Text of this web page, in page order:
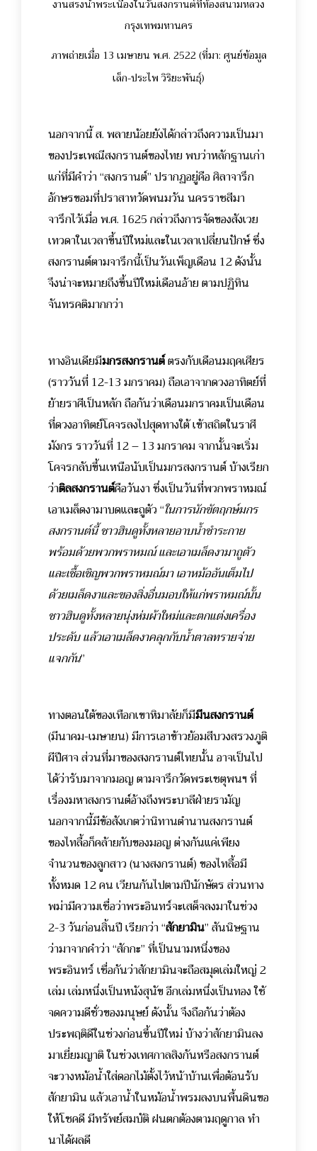
งานสรงน้ำพระเนื่องในวันสงกรานต์ที่ท้องสนามหลวง
กรุงเทพมหานคร
ภาพถ่ายเมื่อ 13 เมษายน พ.ศ. 2522 (ที่มา: ศูนย์ข้อมูล
เล็ก-ประไพ วิริยะพันธุ์)
นอกจากนี้ ส. พลายน้อยยังได้กล่าวถึงความเป็นมา
ของประเพณีสงกรานต์ของไทย พบว่าหลักฐานเก่า
แก่ที่มีคำว่า “สงกรานต์” ปรากฏอยู่คือ ศิลาจารึก
อักษรขอมที่ปราสาทวัดพนมวัน นครราชสีมา
จารึกไว้เมื่อ พ.ศ. 1625 กล่าวถึงการจัดของสังเวย
เทวดาในเวลาขึ้นปีใหม่และในเวลาเปลี่ยนปักษ์ ซึ่ง
สงกรานต์ตามจารึกนี้เป็นวันเพ็ญเดือน 12 ดังนั้น
จึงน่าจะหมายถึงขึ้นปีใหม่เดือนอ้าย ตามปฏิทิน
จันทรคติมากกว่า
ทางอินเดียมีมกรสงกรานต์ตรงกับเดือนมฤคเศียร
(ราววันที่ 12-13 มกราคม) ถือเอาจากดวงอาทิตย์ที่
ย้ายราศีเป็นหลัก ถือกันว่าเดือนมกราคมเป็นเดือน
ที่ดวงอาทิตย์โคจรลงไปสุดทางใต้ เข้าสถิตในราศี
มังกร ราววันที่ 12 – 13 มกราคม จากนั้นจะเริ่ม
โคจรกลับขึ้นเหนือนับเป็นมกรสงกรานต์ บ้างเรียก
ว่าติลสงกรานต์คือวันงา ซึ่งเป็นวันที่พวกพราหมณ์
เอาเมล็ดงามาบดและถูตัว“ในการนักขัตฤกษ์มกร
สงกรานต์นี้ ชาวฮินดูทั้งหลายอาบน้ำชำระกาย
พร้อมด้วยพวกพราหมณ์ และเอาเมล็ดงามาถูตัว
และเชื้อเชิญพวกพราหมณ์มา เอาหม้ออันเต็มไป
ด้วยเมล็ดงาและของสิ่งอื่นมอบให้แก่พราหมณ์นั้น
ชาวฮินดูทั้งหลายนุ่งห่มผ้าใหม่และตกแต่งเครื่อง
ประดับ แล้วเอาเมล็ดงาคลุกกับน้ำตาลทรายจ่าย
แจกกัน”
ทางตอนใต้ของเทือกเขาหิมาลัยก็มีมีนสงกรานต์
(มีนาคม-เมษายน) มีการเอาข้าวย้อมสีบวงสรวงภูติ
ผีปีศาจ ส่วนที่มาของสงกรานต์ไทยนั้น อาจเป็นไป
ได้ว่ารับมาจากมอญ ตามจารึกวัดพระเชตุพนฯ ที่
เรื่องมหาสงกรานต์อ้างถึงพระบาลีฝ่ายรามัญ
นอกจากนี้มีข้อสังเกตว่านิทานตำนานสงกรานต์
ของไทลื้อก็คล้ายกับของมอญ ต่างกันแค่เพียง
จำนวนของลูกสาว (นางสงกรานต์) ของไทลื้อมี
ทั้งหมด 12 คน เวียนกันไปตามปีนักษัตร ส่วนทาง
พม่ามีความเชื่อว่าพระอินทร์จะเสด็จลงมาในช่วง
2-3 วันก่อนสิ้นปี เรียกว่า “สักยามิน” สันนิษฐาน
ว่ามาจากคำว่า “สักกะ” ที่เป็นนามหนึ่งของ
พระอินทร์ เชื่อกันว่าสักยามินจะถือสมุดเล่มใหญ่ 2
เล่ม เล่มหนึ่งเป็นหนังสุนัข อีกเล่มหนึ่งเป็นทอง ใช้
จดความดีชั่วของมนุษย์ ดังนั้น จึงถือกันว่าต้อง
ประพฤติดีในช่วงก่อนขึ้นปีใหม่ บ้างว่าสักยามินลง
มาเยี่ยมญาติ ในช่วงเทศกาลสิงกันหรือสงกรานต์
จะวางหม้อน้ำใส่ดอกไม้ตั้งไว้หน้าบ้านเพื่อต้อนรับ
สักยามิน แล้วเอาน้ำในหม้อน้ำพรมลงบนพื้นดินขอ
ให้โชคดี มีทรัพย์สมบัติ ฝนตกต้องตามฤดูกาล ทำ
นาได้ผลดี